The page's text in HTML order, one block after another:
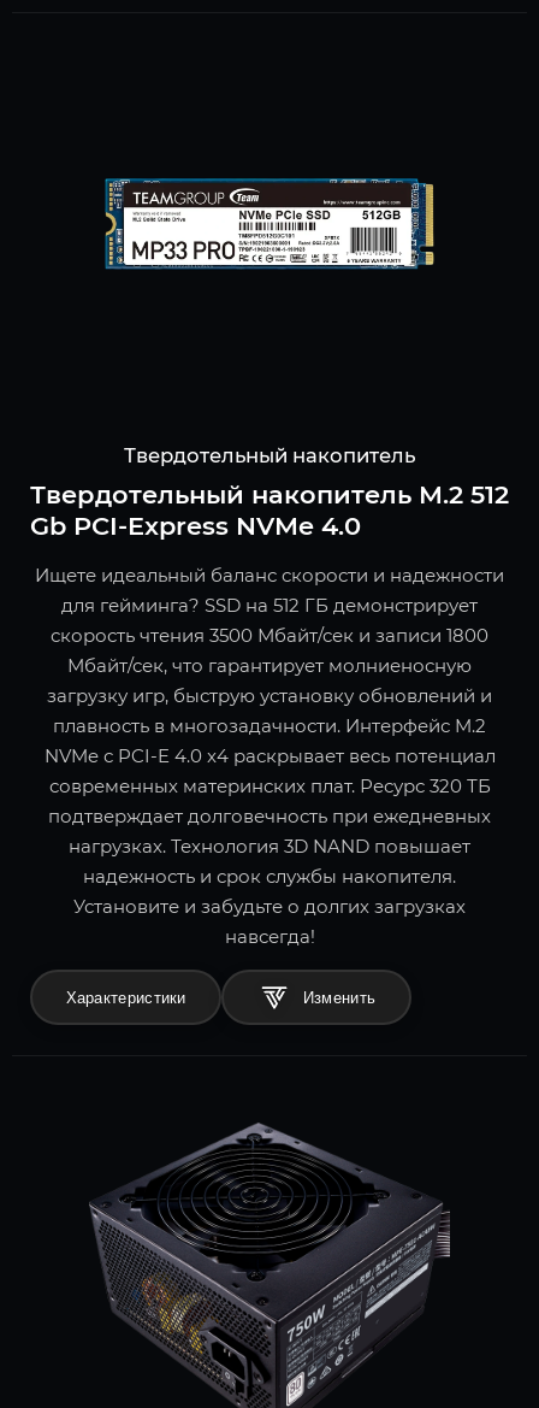
Твердотельный накопитель
Твердотельный накопитель M.2 512
Gb PCI-Express NVMe 4.0
Ищете идеальный баланс скорости и надежности
для гейминга? SSD на 512 ГБ демонстрирует
скорость чтения 3500 Мбайт/сек и записи 1800
Мбайт/сек, что гарантирует молниеносную
загрузку игр, быструю установку обновлений и
плавность в многозадачности. Интерфейс M.2
NVMe с PCI-E 4.0 x4 раскрывает весь потенциал
современных материнских плат. Ресурс 320 ТБ
подтверждает долговечность при ежедневных
нагрузках. Технология 3D NAND повышает
надежность и срок службы накопителя.
Установите и забудьте о долгих загрузках
навсегда!
Характеристики